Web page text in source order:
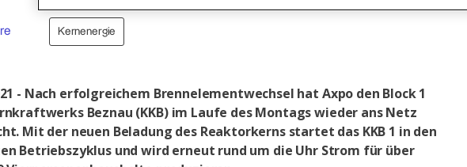
Kernenergie
- Nach erfolgreichem Brennelementwechsel hat Axpo den Block 1
Beznau (KKB) im Laufe des Montags wieder ans Netz
Mit der neuen Beladung des Reaktorkerns startet das KKB 1 in den
Betriebszyklus und wird erneut rund um die Uhr Strom für über